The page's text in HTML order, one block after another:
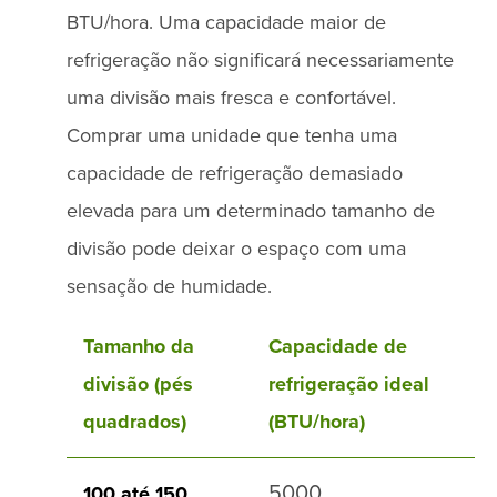
BTU/hora. Uma capacidade maior de
refrigeração não significará necessariamente
uma divisão mais fresca e confortável.
Comprar uma unidade que tenha uma
capacidade de refrigeração demasiado
elevada para um determinado tamanho de
divisão pode deixar o espaço com uma
sensação de humidade.
Tamanho da
divisão (pés
quadrados)
Capacidade de
refrigeração ideal
(BTU/hora)